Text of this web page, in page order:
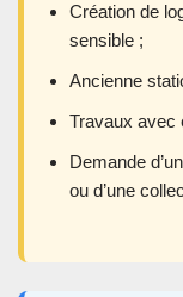
Création de
sensible ;
Ancienne
Travaux avec
Demande
ou d’une